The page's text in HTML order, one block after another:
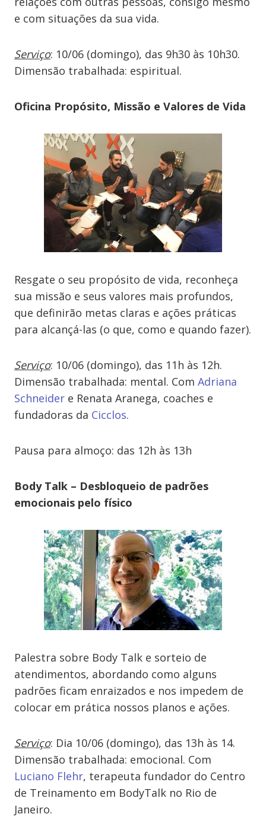
e com situações da sua vida.
Serviço: 10/06 (domingo), das 9h30 às 10h30.
Dimensão trabalhada: espiritual.
Oficina Propósito, Missão e Valores de Vida
Resgate o seu propósito de vida, reconheça
sua missão e seus valores mais profundos,
que definirão metas claras e ações práticas
para alcançá-las (o que, como e quando fazer).
Serviço: 10/06 (domingo), das 11h às 12h.
Dimensão trabalhada: mental. Com Adriana
Schneider e Renata Aranega, coaches e
fundadoras da Cicclos.
Pausa para almoço: das 12h às 13h
Body Talk – Desbloqueio de padrões
emocionais pelo físico
Palestra sobre Body Talk e sorteio de
atendimentos, abordando como alguns
padrões ficam enraizados e nos impedem de
colocar em prática nossos planos e ações.
Serviço: Dia 10/06 (domingo), das 13h às 14.
Dimensão trabalhada: emocional. Com
Luciano Flehr, terapeuta fundador do Centro
de Treinamento em BodyTalk no Rio de
Janeiro.